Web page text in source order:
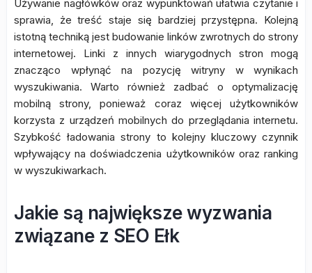
Używanie nagłówków oraz wypunktowań ułatwia czytanie i
sprawia, że treść staje się bardziej przystępna. Kolejną
istotną techniką jest budowanie linków zwrotnych do strony
internetowej. Linki z innych wiarygodnych stron mogą
znacząco wpłynąć na pozycję witryny w wynikach
wyszukiwania. Warto również zadbać o optymalizację
mobilną strony, ponieważ coraz więcej użytkowników
korzysta z urządzeń mobilnych do przeglądania internetu.
Szybkość ładowania strony to kolejny kluczowy czynnik
wpływający na doświadczenia użytkowników oraz ranking
w wyszukiwarkach.
Jakie są największe wyzwania
związane z SEO Ełk